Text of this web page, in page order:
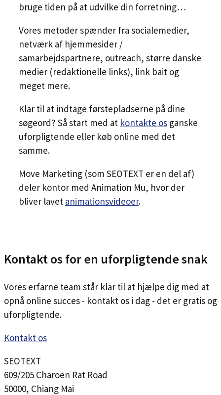
bruge tiden på at udvilke din forretning…
Vores metoder spænder fra socialemedier,
netværk af hjemmesider /
samarbejdspartnere, outreach, større danske
medier (redaktionelle links), link bait og
meget mere.
Klar til at indtage førstepladserne på dine
søgeord? Så start med at kontakte os ganske
uforpligtende eller køb online med det
samme.
Move Marketing (som SEOTEXT er en del af)
deler kontor med Animation Mu, hvor der
bliver lavet animationsvideoer.
Kontakt os for en uforpligtende snak
Vores erfarne team står klar til at hjælpe dig med at
opnå online succes - kontakt os i dag - det er gratis og
uforpligtende.
Kontakt os
SEOTEXT
609/205 Charoen Rat Road
50000, Chiang Mai